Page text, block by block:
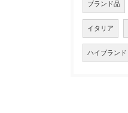
ブランド品
イタリア
ハイブランド